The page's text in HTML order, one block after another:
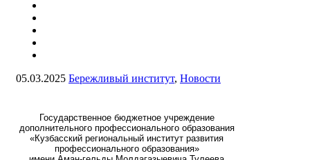
05.03.2025 Бережливый институт, Новости
Государственное бюджетное учреждение
дополнительного профессионального образования
«Кузбасский региональный институт развития
профессионального образования»